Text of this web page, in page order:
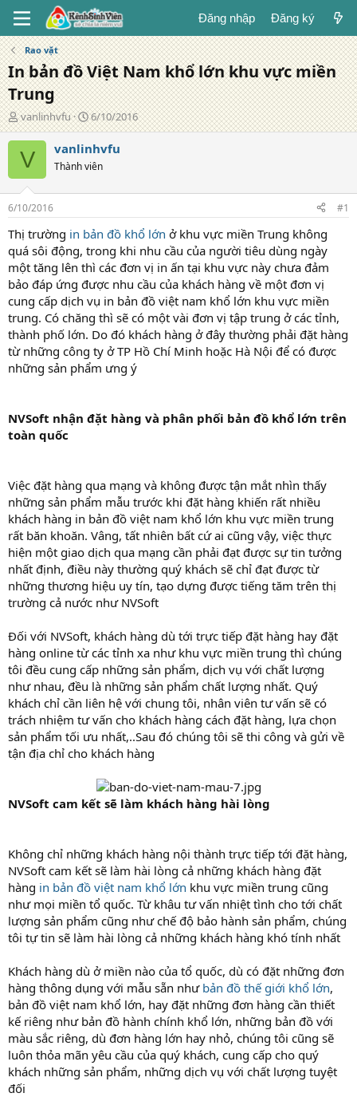
Đăng nhập Đăng ký
Rao vặt
In bản đồ Việt Nam khổ lớn khu vực miền
Trung
T
á
c
g
ả
vanlinhvfu
N
g
à
y
đ
g
6/10/2016
V vanlinhvfu
Thành viên
6/10/2016 #1
Thị trường in bản đồ khổ lớn ở khu vực miền Trung không
quá sôi động, trong khi nhu cầu của người tiêu dùng ngày
một tăng lên thì các đơn vị in ấn tại khu vực này chưa đảm
bảo đáp ứng được nhu cầu của khách hàng về một đơn vị
cung cấp dịch vụ in bản đồ việt nam khổ lớn khu vực miền
trung. Có chăng thì sẽ có một vài đơn vị tập trung ở các tỉnh,
thành phố lớn. Do đó khách hàng ở đây thường phải đặt hàng
từ những công ty ở TP Hồ Chí Minh hoặc Hà Nội để có được
những sản phẩm ưng ý
NVSoft nhận đặt hàng và phân phối bản đồ khổ lớn trên
toàn quốc
Việc đặt hàng qua mạng và không được tận mắt nhìn thấy
những sản phẩm mẫu trước khi đặt hàng khiến rất nhiều
khách hàng in bản đồ việt nam khổ lớn khu vực miền trung
rất băn khoăn. Vâng, tất nhiên bất cứ ai cũng vậy, việc thực
hiện một giao dịch qua mạng cần phải đạt được sự tin tưởng
nhất định, điều này thường quý khách sẽ chỉ đạt được từ
những thương hiệu uy tín, tạo dựng được tiếng tăm trên thị
trường cả nước như NVSoft
Đối với NVSoft, khách hàng dù tới trực tiếp đặt hàng hay đặt
hàng online từ các tỉnh xa như khu vực miền trung thì chúng
tôi đều cung cấp những sản phẩm, dịch vụ với chất lượng
như nhau, đều là những sản phẩm chất lượng nhất. Quý
khách chỉ cần liên hệ với chung tôi, nhân viên tư vấn sẽ có
trách nhiệm tư vấn cho khách hàng cách đặt hàng, lựa chọn
sản phẩm tối ưu nhất,..Sau đó chúng tôi sẽ thi công và gửi về
tận địa chỉ cho khách hàng
NVSoft cam kết sẽ làm khách hàng hài lòng
Không chỉ những khách hàng nội thành trực tiếp tới đặt hàng,
NVSoft cam kết sẽ làm hài lòng cả những khách hàng đặt
hàng in bản đồ việt nam khổ lớn khu vực miền trung cũng
như mọi miền tổ quốc. Từ khâu tư vấn nhiệt tình cho tới chất
lượng sản phẩm cũng như chế độ bảo hành sản phẩm, chúng
tôi tự tin sẽ làm hài lòng cả những khách hàng khó tính nhất
Khách hàng dù ở miền nào của tổ quốc, dù có đặt những đơn
hàng thông dụng với mẫu sẵn như bản đồ thế giới khổ lớn,
bản đồ việt nam khổ lớn, hay đặt những đơn hàng cần thiết
kế riêng như bản đồ hành chính khổ lớn, những bản đồ với
màu sắc riêng, dù đơn hàng lớn hay nhỏ, chúng tôi cũng sẽ
luôn thỏa mãn yêu cầu của quý khách, cung cấp cho quý
khách những sản phẩm, những dịch vụ với chất lượng tuyệt
đối